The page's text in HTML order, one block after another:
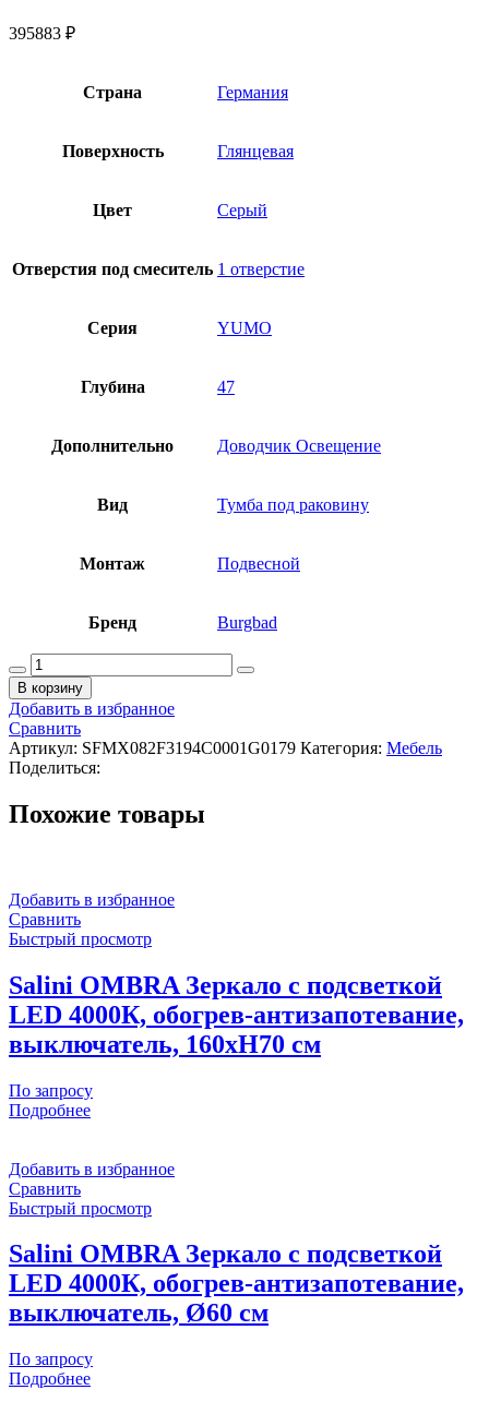
395883 ₽
Страна Германия
Поверхность Глянцевая
Цвет Серый
Отверстия под смеситель 1 отверстие
Серия YUMO
Глубина 47
Дополнительно Доводчик Освещение
Вид Тумба под раковину
Монтаж Подвесной
Бренд Burgbad
Количество
товара
BURGBAD
Yumo
Тумба
с
раковиной,
мм,
brilliant
В корзину
Добавить в избранное
Сравнить
Артикул: SFMX082F3194C0001G0179 Категория: Мебель
Поделиться:
Похожие товары
Добавить в избранное
Сравнить
Быстрый просмотр
Salini OMBRA Зеркало с подсветкой
LED 4000К, обогрев-антизапотевание,
выключатель, 160хH70 см
По запросу
Подробнее
Добавить в избранное
Сравнить
Быстрый просмотр
Salini OMBRA Зеркало с подсветкой
LED 4000К, обогрев-антизапотевание,
выключатель, Ø60 см
По запросу
Подробнее